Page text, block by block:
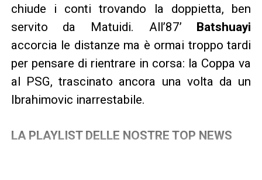
chiude i conti trovando la doppietta, ben
servito da Matuidi. All’87’
Batshuayi
accorcia le distanze ma è ormai troppo tardi
per pensare di rientrare in corsa: la Coppa va
al PSG, trascinato ancora una volta da un
Ibrahimovic inarrestabile.
LA PLAYLIST DELLE NOSTRE TOP NEWS